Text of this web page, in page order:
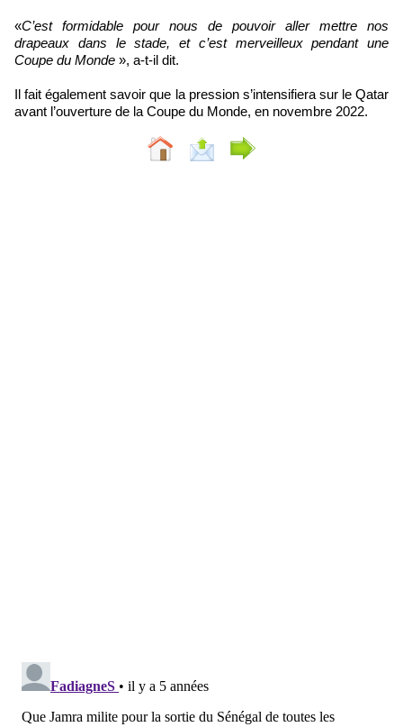
«C’est formidable pour nous de pouvoir aller mettre nos
drapeaux dans le stade, et c’est merveilleux pendant une
Coupe du Monde », a-t-il dit.
Il fait également savoir que la pression s’intensifiera sur le Qatar
avant l’ouverture de la Coupe du Monde, en novembre 2022.